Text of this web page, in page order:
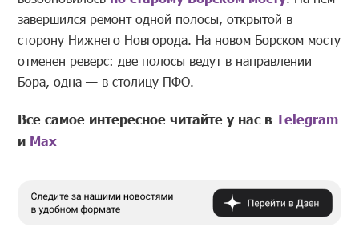
завершился ремонт одной полосы, открытой в
сторону Нижнего Новгорода. На новом Борском мосту
отменен реверс: две полосы ведут в направлении
Бора, одна — в столицу ПФО.
Все самое интересное читайте у нас вTelegram
и Mах